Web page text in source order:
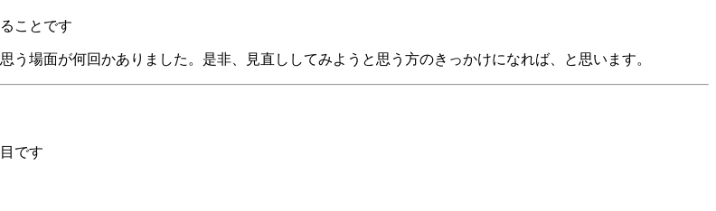
ことです
場面が何回かありました。是非、見直ししてみようと思う方のきっかけになれば、と思います。
です